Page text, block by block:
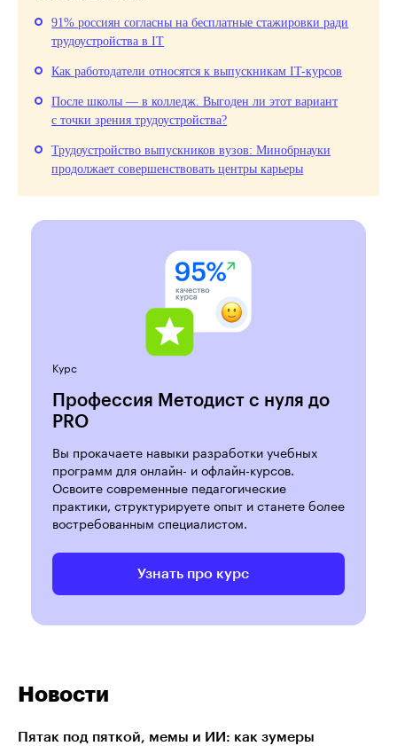
91% россиян согласны на бесплатные стажировки ради
трудоустройства в IT
Как работодатели относятся к выпускникам IT-курсов
После школы — в колледж. Выгоден ли этот вариант
с точки зрения трудоустройства?
Трудоустройство выпускников вузов: Минобрнауки
продолжает совершенствовать центры карьеры
Курс
Профессия Методист с нуля до
PRO
Вы прокачаете навыки разработки учебных
программ для онлайн- и офлайн-курсов.
Освоите современные педагогические
практики, структурируете опыт и станете более
востребованным специалистом.
Узнать про курс
Новости
Пятак под пяткой, мемы и ИИ: как зумеры